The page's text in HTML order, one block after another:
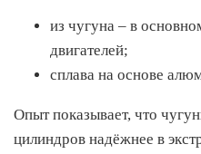
из чугуна – в
двигателей;
сплава на основе
Опыт показывает, что
цилиндров надёжнее в